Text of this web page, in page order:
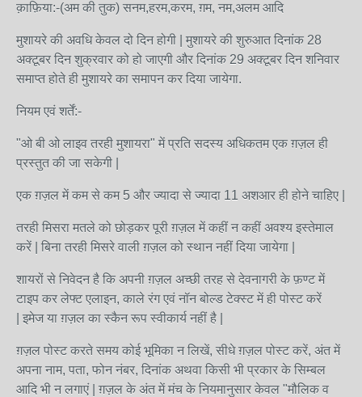
क़ाफ़िया:-(अम की तुक) सनम,हरम,करम, ग़म, नम,अलम आदि
मुशायरे की अवधि केवल दो दिन होगी | मुशायरे की शुरुआत दिनांक 28
अक्टूबर दिन शुक्रवार को हो जाएगी और दिनांक 29 अक्टूबर दिन शनिवार
समाप्त होते ही मुशायरे का समापन कर दिया जायेगा.
नियम एवं शर्तें:-
"ओ बी ओ लाइव तरही मुशायरा" में प्रति सदस्य अधिकतम एक ग़ज़ल ही
प्रस्तुत की जा सकेगी |
एक ग़ज़ल में कम से कम 5 और ज्यादा से ज्यादा 11 अशआर ही होने चाहिए |
तरही मिसरा मतले को छोड़कर पूरी ग़ज़ल में कहीं न कहीं अवश्य इस्तेमाल
करें | बिना तरही मिसरे वाली ग़ज़ल को स्थान नहीं दिया जायेगा |
शायरों से निवेदन है कि अपनी ग़ज़ल अच्छी तरह से देवनागरी के फ़ण्ट में
टाइप कर लेफ्ट एलाइन, काले रंग एवं नॉन बोल्ड टेक्स्ट में ही पोस्ट करें
| इमेज या ग़ज़ल का स्कैन रूप स्वीकार्य नहीं है |
ग़ज़ल पोस्ट करते समय कोई भूमिका न लिखें, सीधे ग़ज़ल पोस्ट करें, अंत में
अपना नाम, पता, फोन नंबर, दिनांक अथवा किसी भी प्रकार के सिम्बल
आदि भी न लगाएं | ग़ज़ल के अंत में मंच के नियमानुसार केवल "मौलिक व